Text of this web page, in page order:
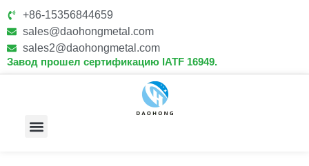
+86-15356844659
sales@daohongmetal.com
sales2@daohongmetal.com
Завод прошел сертификацию IATF 16949.